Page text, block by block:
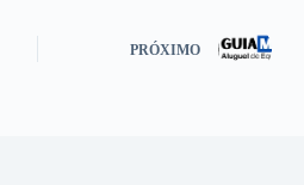
PRÓXIMO